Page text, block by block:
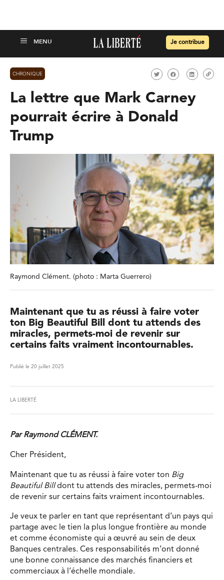
Je contribue
CHRONIQUE
La lettre que Mark Carney
pourrait écrire à Donald
Trump
Raymond Clément. (photo : Marta Guerrero)
Maintenant que tu as réussi à faire voter
ton Big Beautiful Bill dont tu attends des
miracles, permets-moi de revenir sur
certains faits vraiment incontournables.
Publié le 20 juillet 2025
LA LIBERTÉ
Par Raymond CLÉMENT.
Cher Président,
Maintenant que tu as réussi à faire voter ton Big
Beautiful Billdont tu attends des miracles, permets-moi
de revenir sur certains faits vraiment incontournables.
Je veux te parler en tant que représentant d’un pays qui
partage avec le tien la plus longue frontière au monde
et comme économiste qui a œuvré au sein de deux
Banques centrales. Ces responsabilités m’ont donné
une bonne connaissance des marchés financiers et
commerciaux à l’échelle mondiale.